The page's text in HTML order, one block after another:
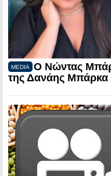
MEDIA
Ο Νώντας
της Δανάης Μπάρκα